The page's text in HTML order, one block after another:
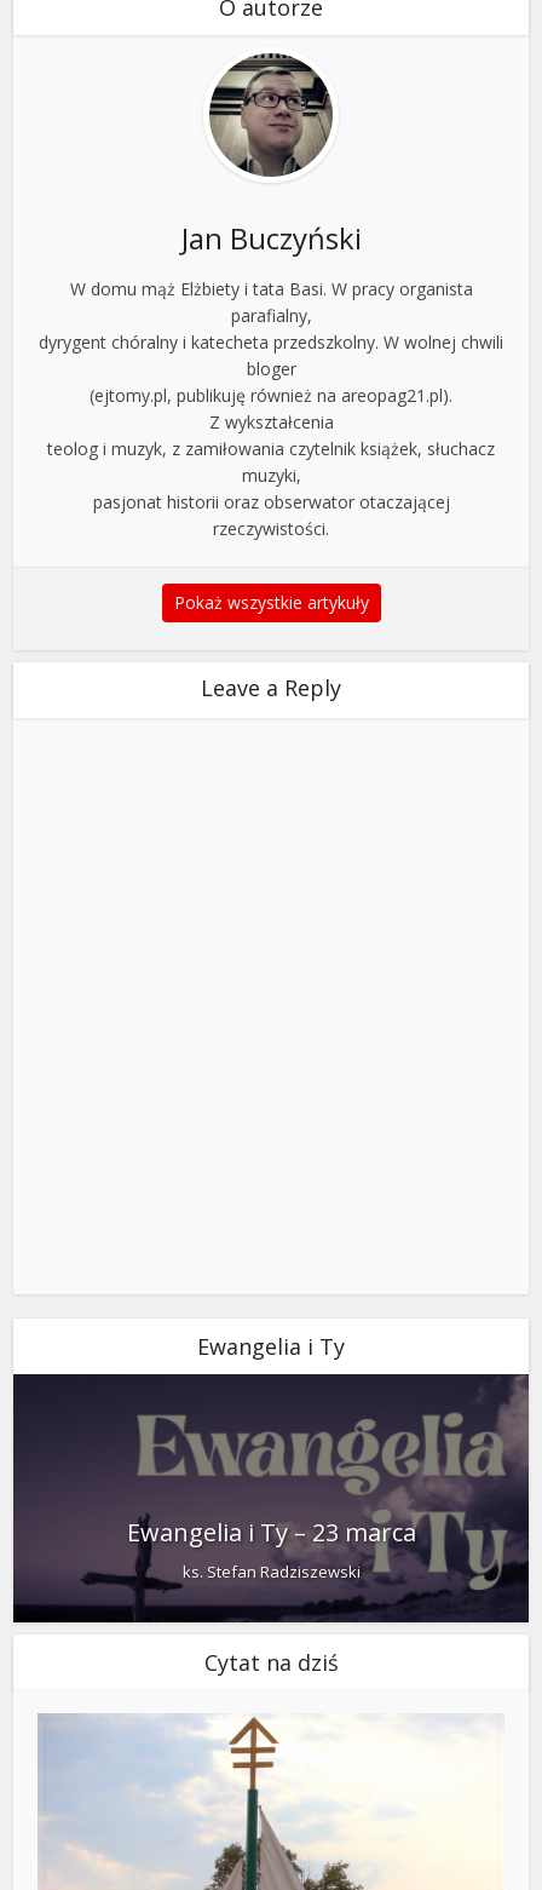
O autorze
Jan Buczyński
W domu mąż Elżbiety i tata Basi. W pracy organista
parafialny,
dyrygent chóralny i katecheta przedszkolny. W wolnej chwili
bloger
(ejtomy.pl, publikuję również na areopag21.pl).
Z wykształcenia
teolog i muzyk, z zamiłowania czytelnik książek, słuchacz
muzyki,
pasjonat historii oraz obserwator otaczającej
rzeczywistości.
Pokaż wszystkie artykuły
Leave a Reply
Ewangelia i Ty
Ewangelia i Ty – 23 marca
ks. Stefan Radziszewski
Cytat na dziś